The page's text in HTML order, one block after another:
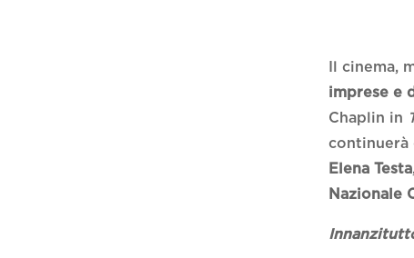
Il cinema,
imprese e
Chaplin in
continuerà
Elena Testa
Nazionale